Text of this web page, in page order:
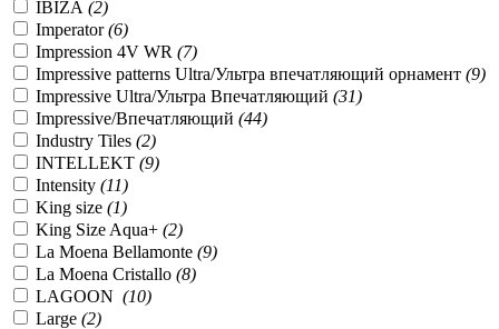
IBIZA (2)
Imperator(6)
Impression 4V WR (7)
Impressive patterns Ultra/Ультра впечатляющий орнамент (9)
Impressive Ultra/Ультра Впечатляющий (31)
Impressive/Впечатляющий (44)
Industry Tiles (2)
INTELLEKT (9)
Intensity (11)
King size (1)
King Size Aqua+ (2)
La Moena Bellamonte (9)
La Moena Cristallo (8)
LAGOON (10)
Large (2)